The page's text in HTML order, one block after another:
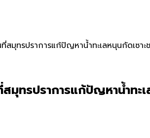
สมุทรปราการแก้ปัญหาน้ำทะเลหนุนกัดเซาะ
มุทรปราการแก้ปัญหาน้ำทะ